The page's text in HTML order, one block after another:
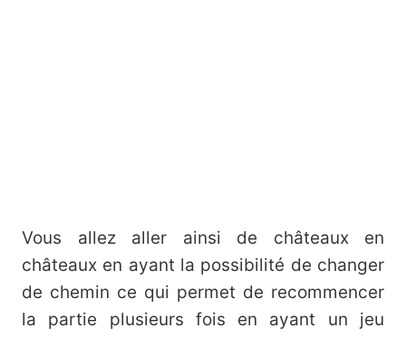
Vous allez aller ainsi de châteaux en
châteaux en ayant la possibilité de changer
de chemin ce qui permet de recommencer
la partie plusieurs fois en ayant un jeu